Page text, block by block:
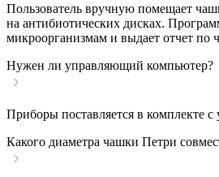
Пользователь вручную помещает
на антибиотических дисках.
микроорганизмам и выдает отчет по
Нужен ли управляющий компьютер?
Приборы поставляется в комплекте
Какого диаметра чашки Петри